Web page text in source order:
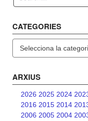
CATEGORIES
ARXIUS
2026 2025 2024
2016 2015 2014
2006 2005 2004